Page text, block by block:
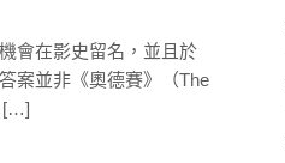
會在影史留名，並且於
案並非《奧德賽》（The
[…]